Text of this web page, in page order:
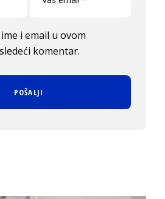
i email u ovom
komentar.